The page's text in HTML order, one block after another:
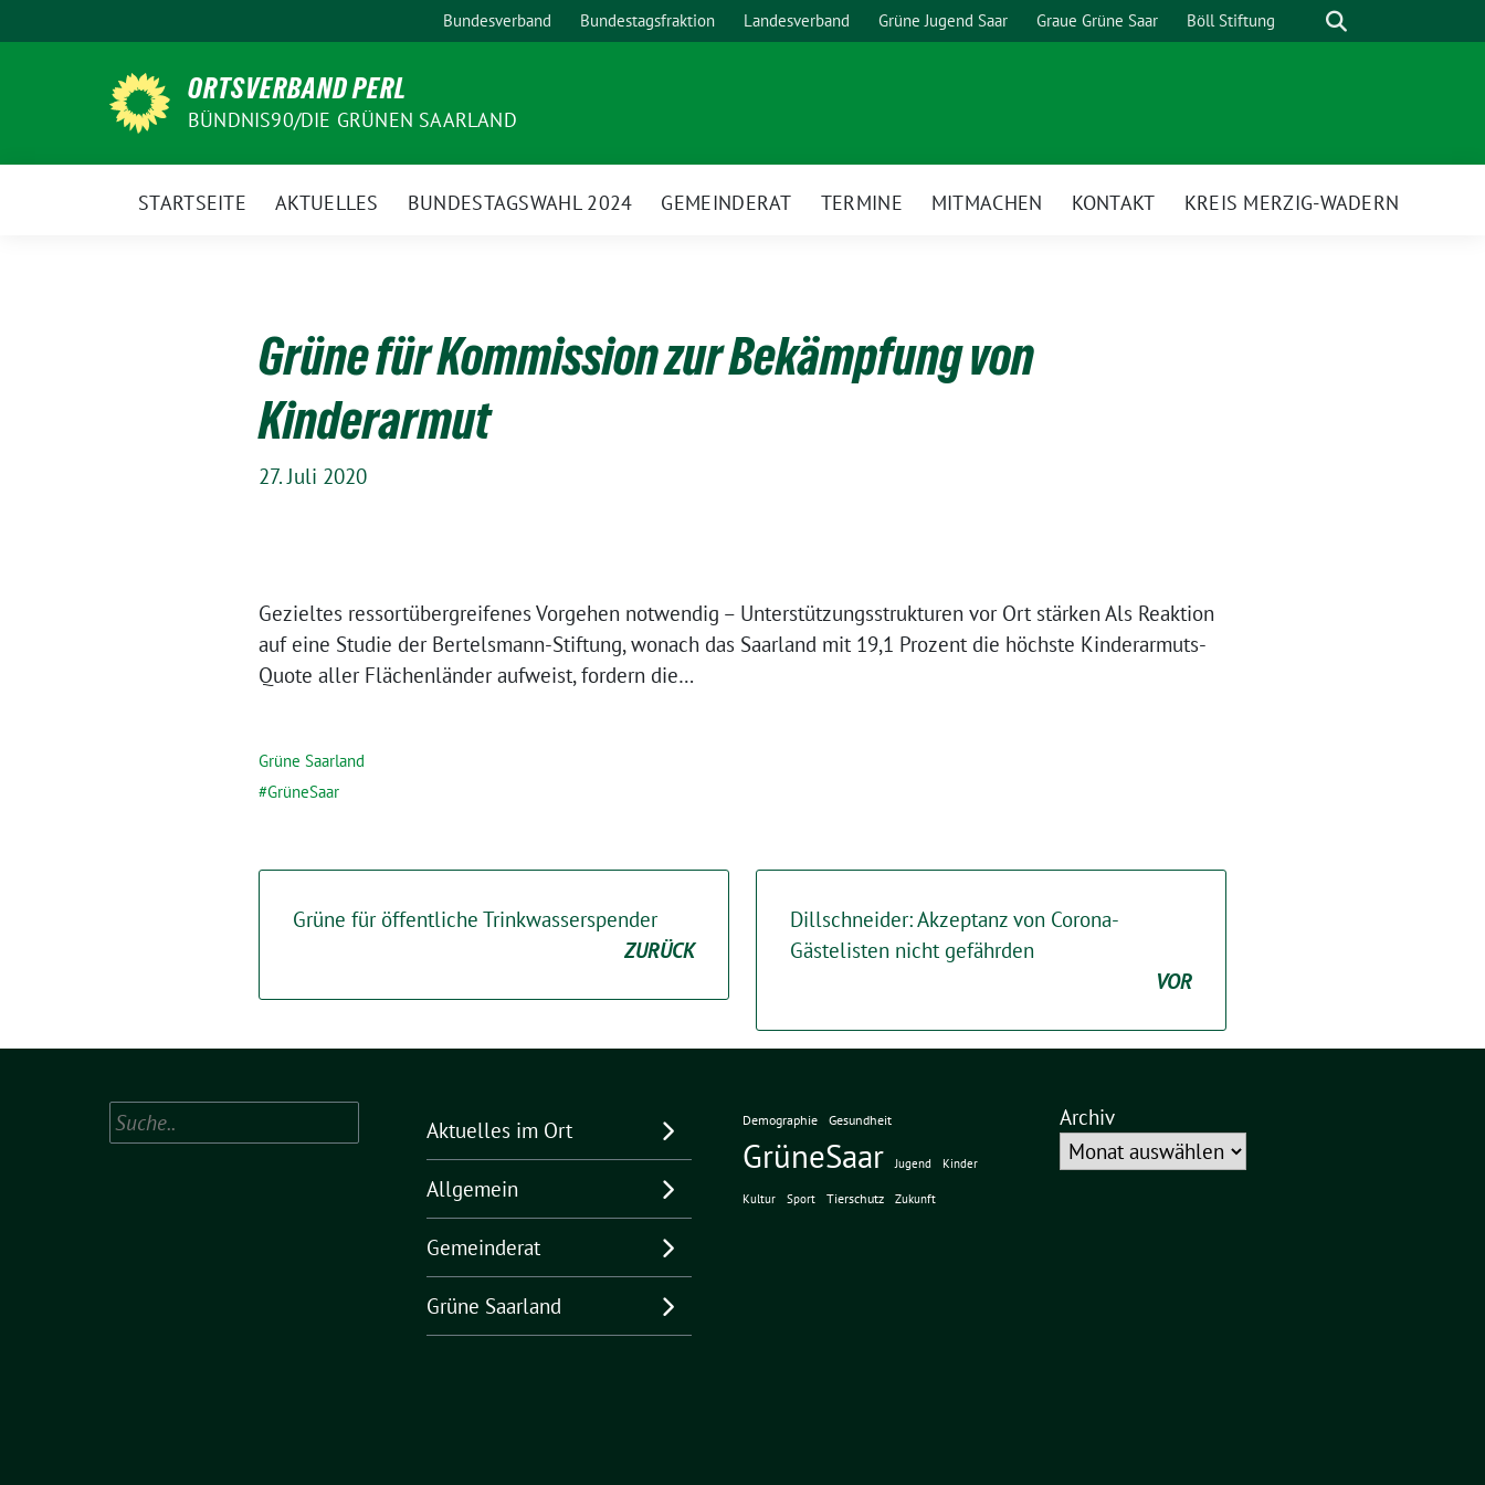
zum
Bundesverband Bundestagsfraktion Landesverband Grüne Jugend Saar Graue Grüne Saar Böll Stiftung Suche
ORTSVERBAND PERL
BÜNDNIS90/DIE GRÜNEN SAARLAND
STARTSEITE AKTUELLES BUNDESTAGSWAHL 2024 GEMEINDERAT TERMINE MITMACHEN KONTAKT KREIS MERZIG-WADERN
Grüne für Kommission zur Bekämpfung von
Kinderarmut
27. Juli 2020
Gezieltes ressortübergreifenes Vorgehen notwendig – Unterstützungsstrukturen vor Ort stärken Als Reaktion
auf eine Studie der Bertelsmann-Stiftung, wonach das Saarland mit 19,1 Prozent die höchste Kinderarmuts-
Quote aller Flächenländer aufweist, fordern die…
Grüne Saarland
GrüneSaar
Grüne für öffentliche Trinkwasserspender
ZURÜCK
Dillschneider: Akzeptanz von Corona-
Gästelisten nicht gefährden
VOR
Suchen
Aktuelles im Ort
Allgemein
Gemeinderat
Grüne Saarland
Demographie Gesundheit
GrüneSaar Jugend Kinder
Kultur Sport Tierschutz Zukunft
Archiv